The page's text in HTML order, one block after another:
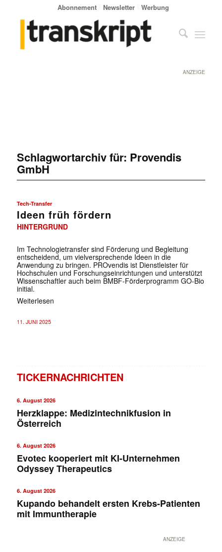
Abonnement Newsletter Werbung
ANZEIGE
Schlagwortarchiv für: Provendis
GmbH
Tech-Transfer
Ideen früh fördern
HINTERGRUND
Im Technologietransfer sind Förderung und Begleitung
entscheidend, um vielversprechende Ideen in die
Anwendung zu bringen. PROvendis ist Dienstleister für
Hochschulen und Forschungseinrichtungen und unterstützt
Wissenschaftler auch beim BMBF-Förderprogramm GO-Bio
initial.
Weiterlesen
11. JUNI 2025
TICKERNACHRICHTEN
6. August 2026
Herzklappe: Medizintechnikfusion in
Österreich
6. August 2026
Evotec kooperiert mit KI-Unternehmen
Odyssey Therapeutics
6. August 2026
Kupando behandelt ersten Krebs-Patienten
mit Immuntherapie
ANZEIGE